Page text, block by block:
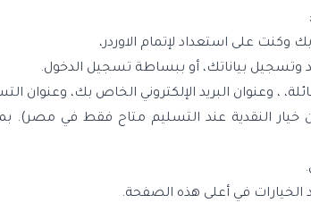
وكنت على استعداد لإتمام الاوردر،
بياناتك، أو ببساطة تسجيل الدخول.
وعنوان البريد الإلكتروني الخاص بك، وعنوان
خيار النقدية عند التسليم متاح فقط في مصر).
الخيارات في أعلى هذه الصفحة.